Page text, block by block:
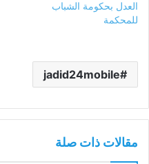
العدل بحكومة الشباب
للمحكمة
jadid24mobile
مقالات ذات صلة